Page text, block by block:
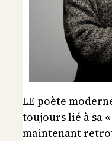
LE poète
toujours lié à sa
maintenant